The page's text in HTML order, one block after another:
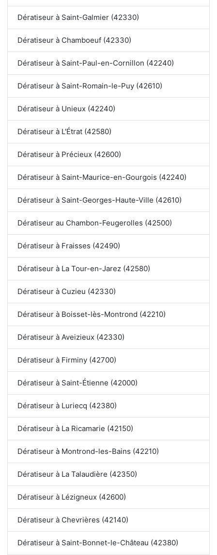
Dératiseur à Saint-Galmier (42330)
Dératiseur à Chamboeuf (42330)
Dératiseur à Saint-Paul-en-Cornillon (42240)
Dératiseur à Saint-Romain-le-Puy (42610)
Dératiseur à Unieux (42240)
Dératiseur à L'Étrat (42580)
Dératiseur à Précieux (42600)
Dératiseur à Saint-Maurice-en-Gourgois (42240)
Dératiseur à Saint-Georges-Haute-Ville (42610)
Dératiseur au Chambon-Feugerolles (42500)
Dératiseur à Fraisses (42490)
Dératiseur à La Tour-en-Jarez (42580)
Dératiseur à Cuzieu (42330)
Dératiseur à Boisset-lès-Montrond (42210)
Dératiseur à Aveizieux (42330)
Dératiseur à Firminy (42700)
Dératiseur à Saint-Étienne (42000)
Dératiseur à Luriecq (42380)
Dératiseur à La Ricamarie (42150)
Dératiseur à Montrond-les-Bains (42210)
Dératiseur à La Talaudière (42350)
Dératiseur à Lézigneux (42600)
Dératiseur à Chevrières (42140)
Dératiseur à Saint-Bonnet-le-Château (42380)